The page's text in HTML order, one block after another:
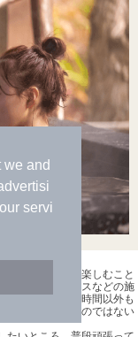
we and
servi
泉を好きなだけ楽しむこと
ーや休憩スペースなどの施
、お風呂に入る時間以外も
有意義に使えるのではない